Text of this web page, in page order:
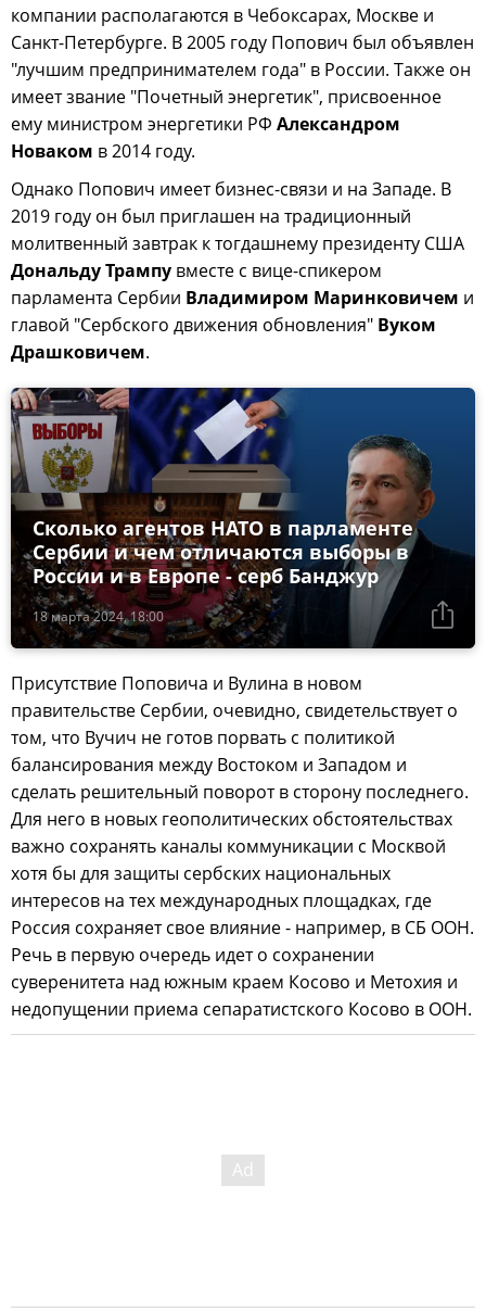
компании располагаются в Чебоксарах, Москве и
Санкт-Петербурге. В 2005 году Попович был объявлен
"лучшим предпринимателем года" в России. Также он
имеет звание "Почетный энергетик", присвоенное
ему министром энергетики РФ Александром
Новаком в 2014 году.
Однако Попович имеет бизнес-связи и на Западе. В
2019 году он был приглашен на традиционный
молитвенный завтрак к тогдашнему президенту США
Дональду Трампу вместе с вице-спикером
парламента Сербии Владимиром Маринковичем и
главой "Сербского движения обновления" Вуком
Драшковичем.
18 марта 2024, 18:00
Сколько агентов НАТО в парламенте
Сербии и чем отличаются выборы в
России и в Европе - серб Банджур
Присутствие Поповича и Вулина в новом
правительстве Сербии, очевидно, свидетельствует о
том, что Вучич не готов порвать с политикой
балансирования между Востоком и Западом и
сделать решительный поворот в сторону последнего.
Для него в новых геополитических обстоятельствах
важно сохранять каналы коммуникации с Москвой
хотя бы для защиты сербских национальных
интересов на тех международных площадках, где
Россия сохраняет свое влияние - например, в СБ ООН.
Речь в первую очередь идет о сохранении
суверенитета над южным краем Косово и Метохия и
недопущении приема сепаратистского Косово в ООН.